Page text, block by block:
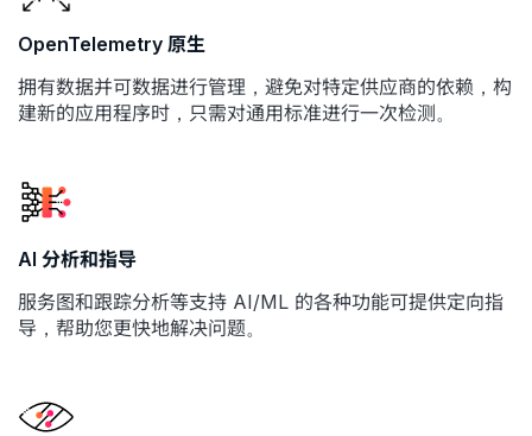
OpenTelemetry 原生
拥有数据并可数据进行管理，避免对特定供应商的依赖，构
建新的应用程序时，只需对通用标准进行一次检测。
AI 分析和指导
服务图和跟踪分析等支持 AI/ML 的各种功能可提供定向指
导，帮助您更快地解决问题。